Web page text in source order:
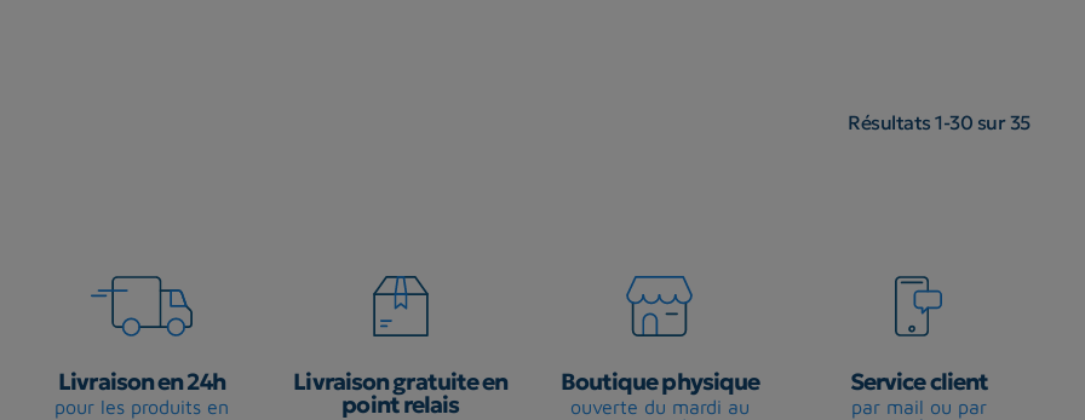
Résultats 1-30 sur 35
Livraison en 24h
pour les produits en
Livraison gratuite en
point relais
Boutique physique
ouverte du mardi au
Service client
par mail ou par